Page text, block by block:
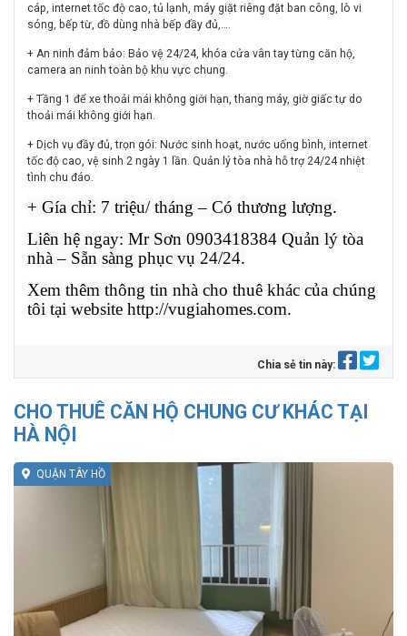
cáp, internet tốc độ cao, tủ lạnh, máy giặt riêng đặt ban công, lò vi
sóng, bếp từ, đồ dùng nhà bếp đầy đủ,….
+ An ninh đảm bảo: Bảo vệ 24/24, khóa cửa vân tay từng căn hộ,
camera an ninh toàn bộ khu vực chung.
+ Tầng 1 để xe thoải mái không giới hạn, thang máy, giờ giấc tự do
thoải mái không giới hạn.
+ Dịch vụ đầy đủ, trọn gói: Nước sinh hoạt, nước uống bình, internet
tốc độ cao, vệ sinh 2 ngày 1 lần. Quản lý tòa nhà hỗ trợ 24/24 nhiệt
tình chu đáo.
+ Gía chỉ: 7 triệu/ tháng – Có thương lượng.
Liên hệ ngay: Mr Sơn 0903418384 Quản lý tòa
nhà – Sẵn sàng phục vụ 24/24.
Xem thêm thông tin nhà cho thuê khác của chúng
tôi tại website http://vugiahomes.com.
Chia sẻ tin này:
CHO THUÊ CĂN HỘ CHUNG CƯ KHÁC TẠI
HÀ NỘI
QUẬN TÂY HỒ